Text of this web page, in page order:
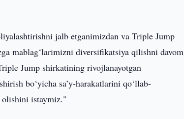
jalb etganimizdan va Triple Jump
mablag‘larimizni diversifikatsiya qilishni davom
Jump shirkatining rivojlanayotgan
bo‘yicha sa’y-harakatlarini qo‘llab-
olishini istaymiz."